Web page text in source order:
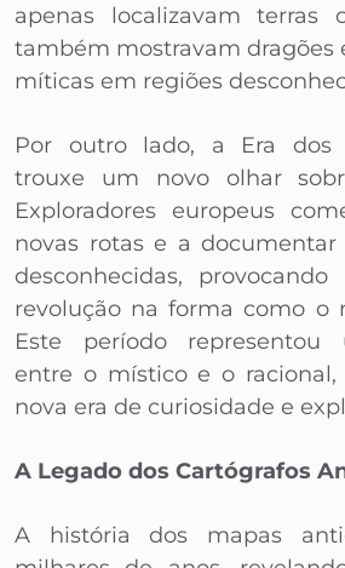
apenas localizavam terras
também mostravam dragões
míticas em regiões
Por outro lado, a Era dos
trouxe um novo olhar
Exploradores europeus
novas rotas e a
desconhecidas,
revolução na forma como o
Este período representou
entre o místico e o
nova era de curiosidade e
A Legado dos Cartógrafos
A história dos mapas